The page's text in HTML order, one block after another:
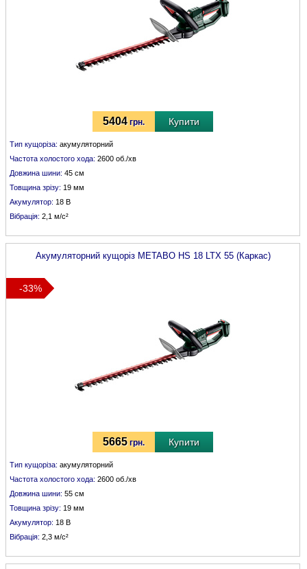
5404грн. Купити
Тип кущоріза: акумуляторний
Частота холостого хода: 2600 об./хв
Довжина шини: 45 см
Товщина зрізу: 19 мм
Акумулятор: 18 В
Вібрація: 2,1 м/с²
Акумуляторний кущоріз METABO HS 18 LTX 55 (Каркас)
-33%
5665грн. Купити
Тип кущоріза: акумуляторний
Частота холостого хода: 2600 об./хв
Довжина шини: 55 см
Товщина зрізу: 19 мм
Акумулятор: 18 В
Вібрація: 2,3 м/с²